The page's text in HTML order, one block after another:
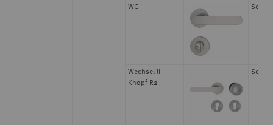
WC
Wechsel li -
Knopf R2